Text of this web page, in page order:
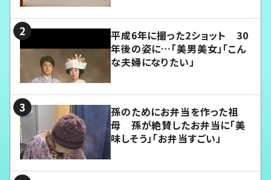
平成6年に撮った2ショット 30
年後の姿に…「美男美女」「こん
な夫婦になりたい」
孫のためにお弁当を作った祖
母 孫が絶賛したお弁当に「美
味しそう」「お弁当すごい」